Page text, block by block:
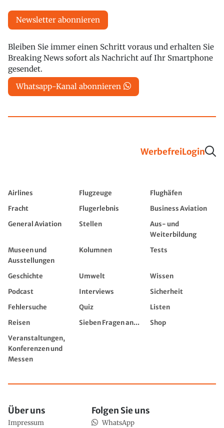
Newsletter abonnieren
Bleiben Sie immer einen Schritt voraus und erhalten Sie
Breaking News sofort als Nachricht auf Ihr Smartphone
gesendet.
Whatsapp-Kanal abonnieren
WerbefreiLogin
Airlines Flugzeuge
Flughäfen
Fracht
Flugerlebnis
Business Aviation
General Aviation
Stellen
Aus- und
Weiterbildung
Museen und
Ausstellungen
Kolumnen Tests
Geschichte Umwelt
Wissen
Podcast
Interviews
Sicherheit
Fehlersuche
Quiz
Listen
Reisen
Sieben Fragen an...
Shop
Veranstaltungen,
Konferenzen und
Messen
Über uns
Impressum
Folgen Sie uns
WhatsApp